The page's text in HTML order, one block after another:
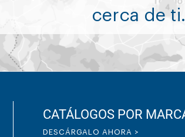
cerca de ti.
CATÁLOGOS POR
DESCÁRGALO AHORA >